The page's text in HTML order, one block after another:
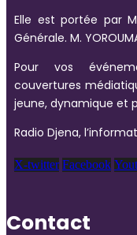
Elle est portée par
Générale. M.
Pour vos
couvertures
jeune, dynamique et
Radio Djena,
X-twitter Facebook
Contact